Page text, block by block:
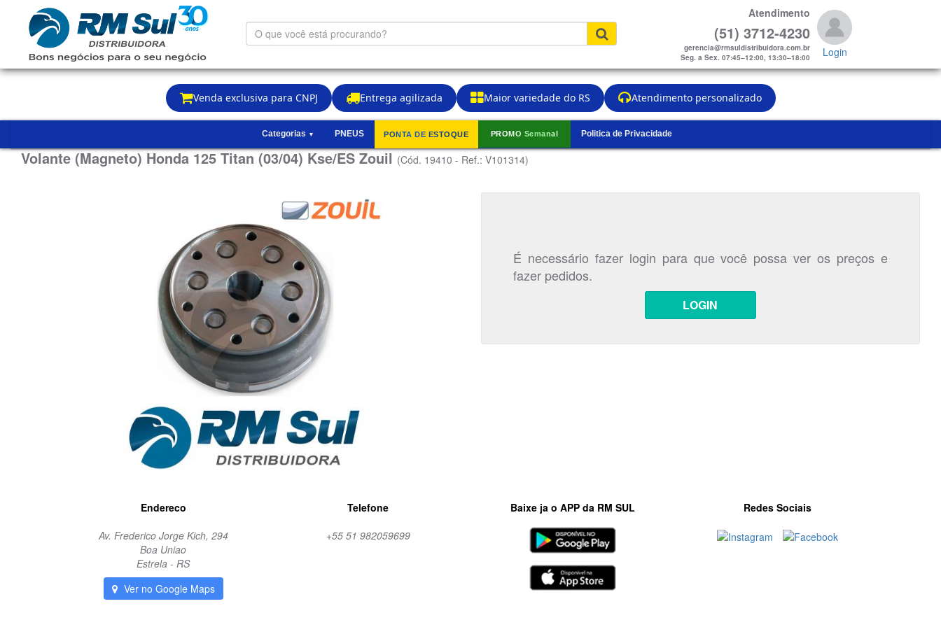
Venda exclusiva para CNPJ Entrega agilizada Maior variedade do RS Atendimento personalizado
O
que
está
procurando?
Atendimento
(51) 3712-4230
gerencia@rmsuldistribuidora.com.br
Seg. a Sex. 07:45–12:00, 13:30–18:00
Login
Categorias ▼ PNEUS PONTA DE ESTOQUE PROMO Semanal Politica de Privacidade
Volante (Magneto) Honda 125 Titan (03/04) Kse/ES Zouil(Cód. 19410 - Ref.: V101314)
É necessário fazer login para que você possa ver os preços e
fazer pedidos.
LOGIN
Endereco
Av. Frederico Jorge Kich, 294
Boa Uniao
Estrela - RS
Ver no Google Maps
Telefone
+55 51 982059699
Baixe ja o APP da RM SUL Redes Sociais